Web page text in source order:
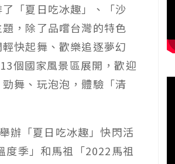
「夏日吃冰趣」、「沙
，除了品嚐台灣的特色
快起舞、歡樂追逐夢幻
個國家風景區展開，歡迎
舞、玩泡泡，體驗「清
辦「夏日吃冰趣」快閃活
度季」和馬祖「2022馬祖